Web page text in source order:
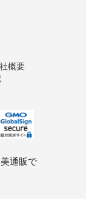
概要
通販で